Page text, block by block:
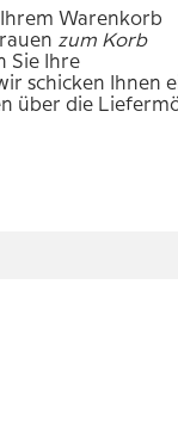
Warenkorb
zumKorb
Sie Ihre
schicken Ihnen
über die